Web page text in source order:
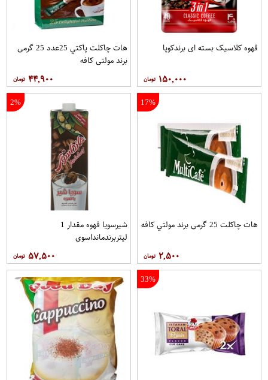
قهوه کلاسيک بسته ای برندکوپا
۱۵۰,۰۰۰
هات چاکلت پاکتي 25عدد 25 گرمی
برند مولتي کافه
۴۴,۹۰۰
17%
هات چاکلت 25 گرمی برند مولتي کافه
۲,۵۰۰
2%
شیرسویا قهوه مقدار 1
لیتربرندمانداسوی
۵۷,۵۰۰
33%